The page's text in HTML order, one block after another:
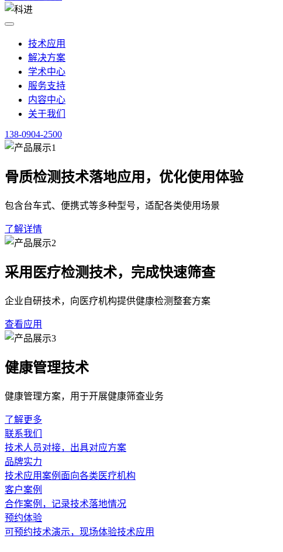
解决方案
内容中心
关于我们
138-0904-2500
产品问答
整理产品常见问题，提供操作方法与处理方案，用于产品使用参考。
首页/内容中心/产品问答 · 详情
2026-02-02 · 南京澳思泰生物科技有限公司 · 问答
仅供参考
心率变异性分析仪器的医疗机构价值，根植于其对自主神经功能的
隔数据。专业评估需关注设备的采样率与抗干扰能力，保障在静息
读的时域、频域及非线性指标（如SDNN、LF/HF比值等）。这些
化的报告，避免因算法差异导致的解读偏差。
选择此类仪器时，操作流程的便捷性与数据分析的深度同样重要。
数据分析层面，仪器不仅应提供基础统计值，更需支持多维度深度
用户在实际使用中，应保障测试环境标准化（如安静、温度适宜）
仪器的长期性能保障与合规性是专业选型不可忽视的维度。作为医
定性的前提，包括传感器清洁、软件版本更新及精度验证。数据安
训能力直接影响设备的使用效能。专业用户应关注仪器的扩展性与
室的病种特点与科研目标，而非单一参数的对比。通过规范操作与
心率变异性分析
上一问：经颅多普勒和经颅多普勒血流分析